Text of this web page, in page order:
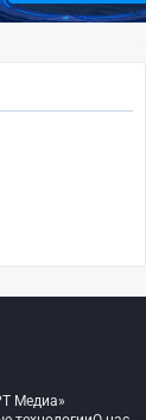
Медиа»